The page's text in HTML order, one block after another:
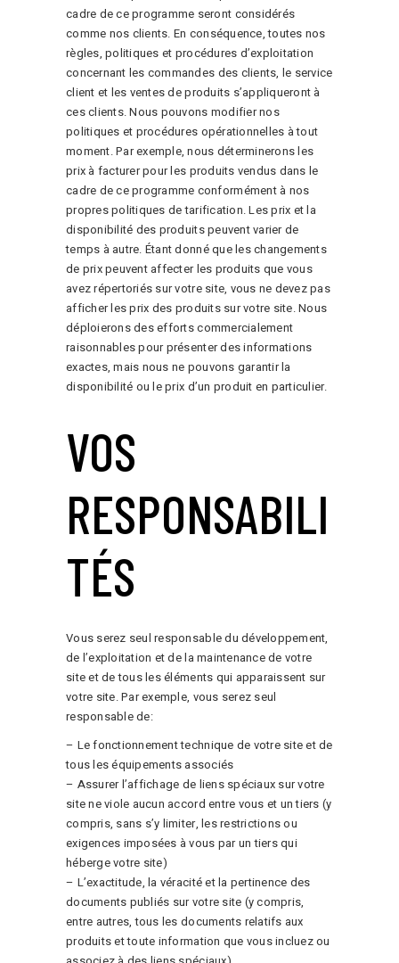
cadre de ce programme seront considérés
comme nos clients. En conséquence, toutes nos
règles, politiques et procédures d’exploitation
concernant les commandes des clients, le service
client et les ventes de produits s’appliqueront à
ces clients. Nous pouvons modifier nos
politiques et procédures opérationnelles à tout
moment. Par exemple, nous déterminerons les
prix à facturer pour les produits vendus dans le
cadre de ce programme conformément à nos
propres politiques de tarification. Les prix et la
disponibilité des produits peuvent varier de
temps à autre. Étant donné que les changements
de prix peuvent affecter les produits que vous
avez répertoriés sur votre site, vous ne devez pas
afficher les prix des produits sur votre site. Nous
déploierons des efforts commercialement
raisonnables pour présenter des informations
exactes, mais nous ne pouvons garantir la
disponibilité ou le prix d’un produit en particulier.
VOS
RESPONSABILI
TÉS
Vous serez seul responsable du développement,
de l’exploitation et de la maintenance de votre
site et de tous les éléments qui apparaissent sur
votre site. Par exemple, vous serez seul
responsable de:
– Le fonctionnement technique de votre site et de
tous les équipements associés
– Assurer l’affichage de liens spéciaux sur votre
site ne viole aucun accord entre vous et un tiers (y
compris, sans s’y limiter, les restrictions ou
exigences imposées à vous par un tiers qui
héberge votre site)
– L’exactitude, la véracité et la pertinence des
documents publiés sur votre site (y compris,
entre autres, tous les documents relatifs aux
produits et toute information que vous incluez ou